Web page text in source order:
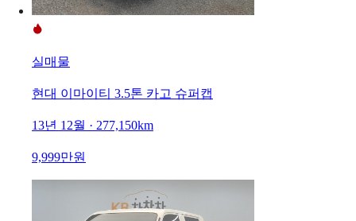
실매물
현대 이마이티 3.5톤 카고 슈퍼캡
13년 12월 · 277,150km
9,999만원